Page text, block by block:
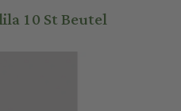
10 St Beutel